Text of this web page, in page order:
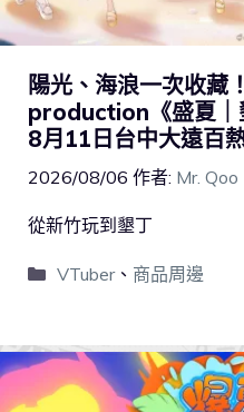
陽光、海浪一次收藏
production《盛夏｜
8月11日台中大遠百
2026/08/06 作者: Mr. Qoo
從新竹玩到墾丁
VTuber、 商品周邊